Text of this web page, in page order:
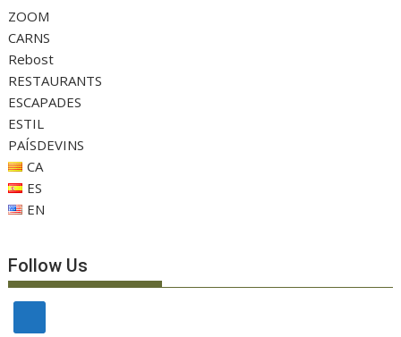
ZOOM
CARNS
Rebost
RESTAURANTS
ESCAPADES
ESTIL
PAÍSDEVINS
CA
ES
EN
Follow Us